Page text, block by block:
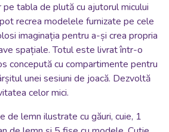
tabla de plută cu ajutorul micului
recrea modelele furnizate pe cele
imaginația pentru a-și crea propria
spațiale. Totul este livrat într-o
concepută cu compartimente pentru
unei sesiuni de joacă. Dezvoltă
celor mici.
de lemn ilustrate cu găuri, cuie, 1